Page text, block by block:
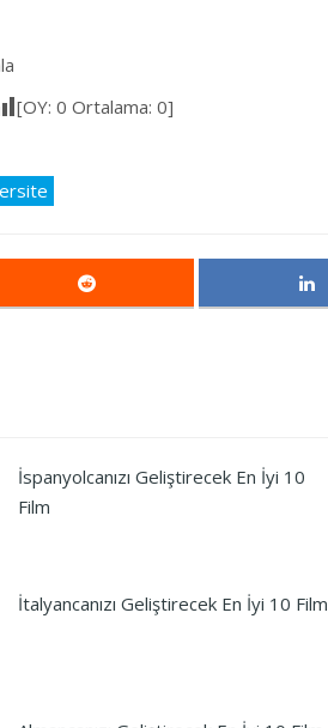
[OY: 0 Ortalama: 0]
İspanyolcanızı Geliştirecek En İyi 10
Film
İtalyancanızı Geliştirecek En İyi 10 Film